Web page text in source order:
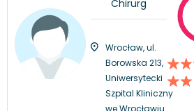
Chirurg
Wrocław, ul.
Borowska 213,
Uniwersytecki
Szpital Kliniczny
we Wrocławiu